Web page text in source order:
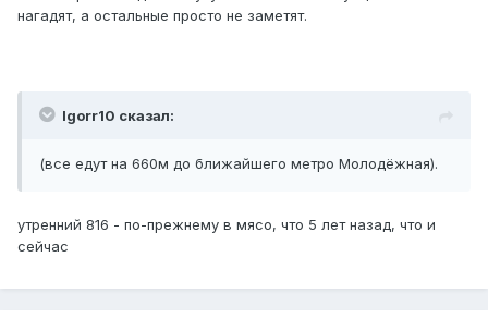
нагадят, а остальные просто не заметят.
Igorr10 сказал:
(все едут на 660м до ближайшего метро Молодёжная).
утренний 816 - по-прежнему в мясо, что 5 лет назад, что и
сейчас